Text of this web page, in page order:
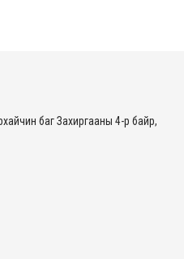
баг Захиргааны 4-р байр,